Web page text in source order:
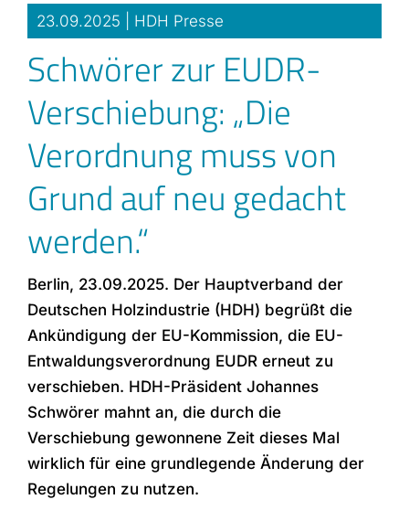
23.09.2025 | HDH Presse
Schwörer zur EUDR-
Verschiebung: „Die
Verordnung muss von
Grund auf neu gedacht
werden.“
Berlin, 23.09.2025. Der Hauptverband der
Deutschen Holzindustrie (HDH) begrüßt die
Ankündigung der EU-Kommission, die EU-
Entwaldungsverordnung EUDR erneut zu
verschieben. HDH-Präsident Johannes
Schwörer mahnt an, die durch die
Verschiebung gewonnene Zeit dieses Mal
wirklich für eine grundlegende Änderung der
Regelungen zu nutzen.